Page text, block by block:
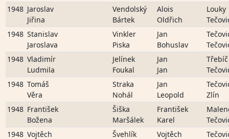
1948 Jaroslav
Jiřina
Vendolský
Bártek
Alois
Oldřich
Louky
1948 Stanislav
Jaroslava
Vinkler
Piska
Jan
Bohuslav
1948 Vladimír
Ludmila
Jelínek
Foukal
Jan
Jan
Třebíč
1948 Tomáš
Věra
Straka
Nohál
Jan
Leopold
Zlín
1948 František
Božena
Šiška
Maršálek
František
Karel
1948 Vojtěch Švehlík Vojtěch